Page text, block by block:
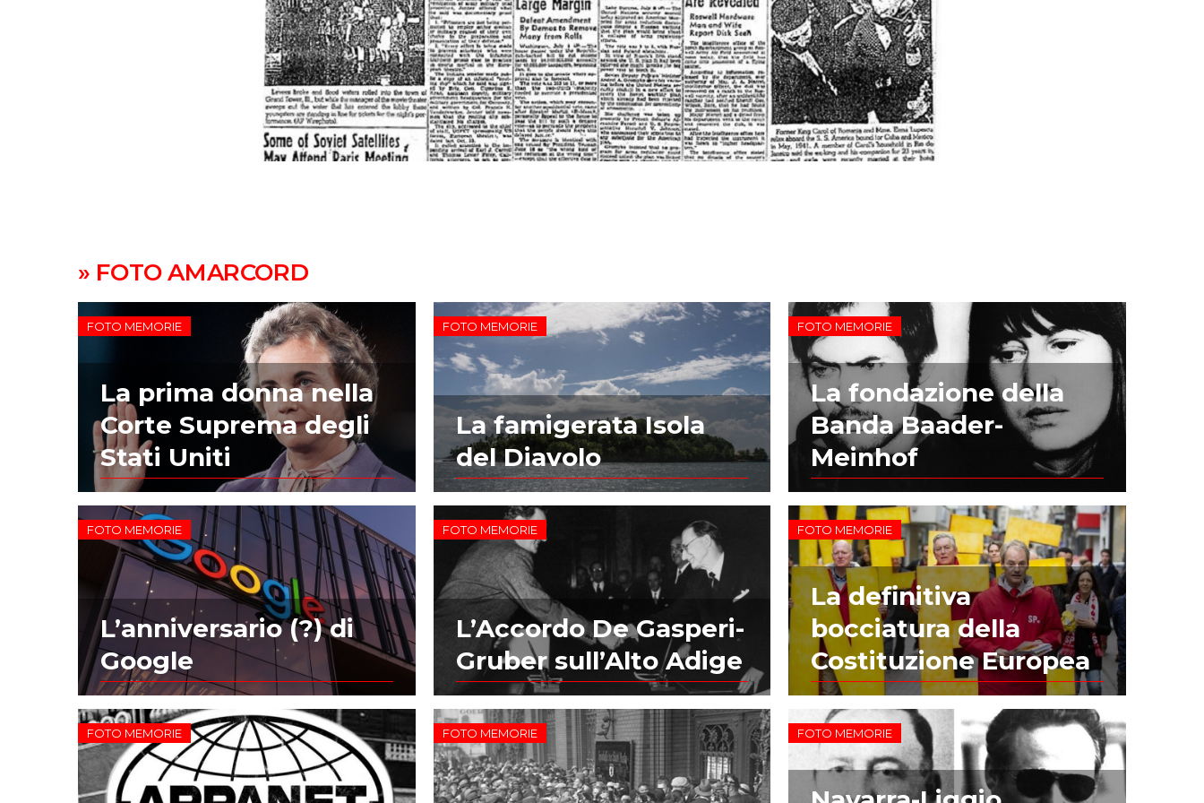
» FOTO AMARCORD
FOTO MEMORIE
La prima donna nella
Corte Suprema degli
Stati Uniti
FOTO MEMORIE
La famigerata Isola
del Diavolo
FOTO MEMORIE
La fondazione della
Banda Baader-
Meinhof
FOTO MEMORIE
L’anniversario (?) di
Google
FOTO MEMORIE
L’Accordo De Gasperi-
Gruber sull’Alto Adige
FOTO MEMORIE
La definitiva
bocciatura della
Costituzione Europea
FOTO MEMORIE FOTO MEMORIE FOTO MEMORIE